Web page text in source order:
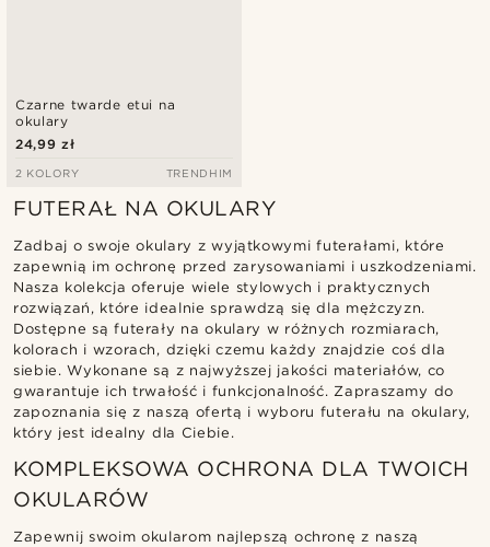
Czarne twarde etui na
okulary
24,99 zł
2 KOLORY TRENDHIM
FUTERAŁ NA OKULARY
Zadbaj o swoje okulary z wyjątkowymi futerałami, które
zapewnią im ochronę przed zarysowaniami i uszkodzeniami.
Nasza kolekcja oferuje wiele stylowych i praktycznych
rozwiązań, które idealnie sprawdzą się dla mężczyzn.
Dostępne są futerały na okulary w różnych rozmiarach,
kolorach i wzorach, dzięki czemu każdy znajdzie coś dla
siebie. Wykonane są z najwyższej jakości materiałów, co
gwarantuje ich trwałość i funkcjonalność. Zapraszamy do
zapoznania się z naszą ofertą i wyboru futerału na okulary,
który jest idealny dla Ciebie.
KOMPLEKSOWA OCHRONA DLA TWOICH
OKULARÓW
Zapewnij swoim okularom najlepszą ochronę z naszą